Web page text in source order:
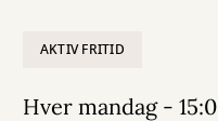
AKTIV FRITID
Hver mandag -